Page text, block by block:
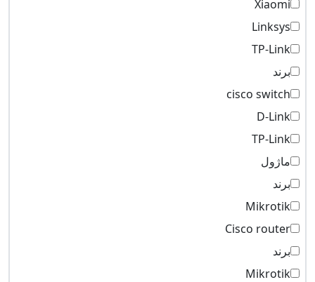
Xiaomi
Linksys
TP-Link
برند
cisco switch
D-Link
TP-Link
ماژول
برند
Mikrotik
Cisco router
برند
Mikrotik